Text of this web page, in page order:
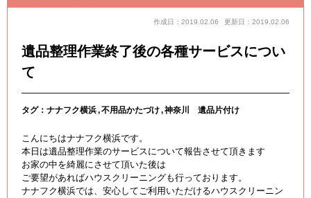
作成日：2019.02.06 更新日：2019.02.06
遺品整理作業終了後の各種サービスについ
て
タグ： ナナフク横浜 不用品かたづけ 神奈川 遺品片付け
こんにちはナナフク横浜です。
本日は遺品整理作業のサービスについて報告させて頂きます
お家の中を綺麗にさせて頂いた後は
ご要望があればハウスクリーニングも行っております。
ナナフク横浜では、安心してご利用いただけるハウスクリーニン